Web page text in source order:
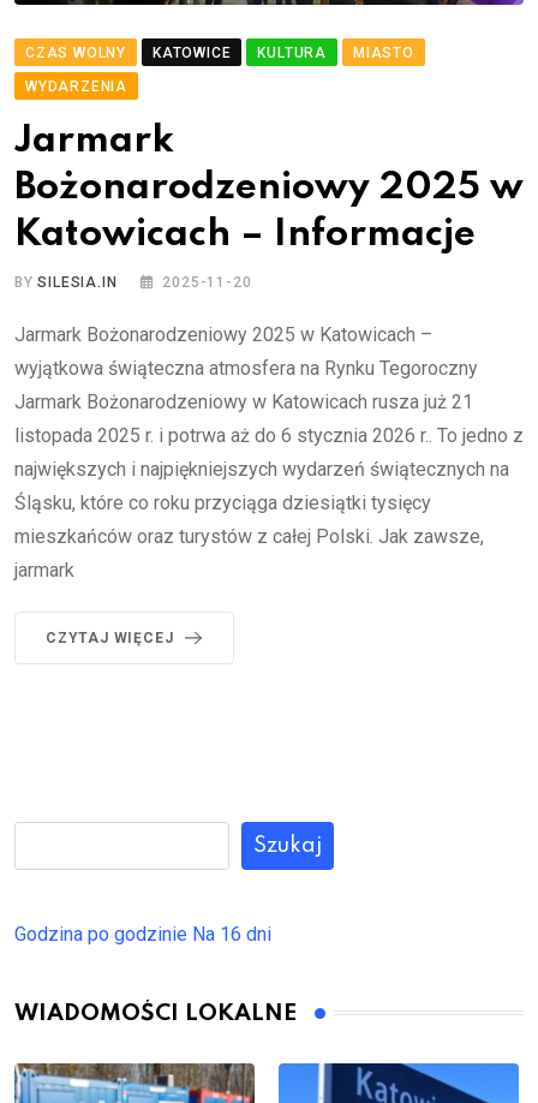
CZAS WOLNY KATOWICE KULTURA
MIASTO
WYDARZENIA
Jarmark
Bożonarodzeniowy 2025 w
Katowicach – Informacje
BYSILESIA.IN 2025-11-20
Jarmark Bożonarodzeniowy 2025 w Katowicach –
wyjątkowa świąteczna atmosfera na Rynku Tegoroczny
Jarmark Bożonarodzeniowy w Katowicach rusza już 21
listopada 2025 r. i potrwa aż do 6 stycznia 2026 r.. To jedno z
największych i najpiękniejszych wydarzeń świątecznych na
Śląsku, które co roku przyciąga dziesiątki tysięcy
mieszkańców oraz turystów z całej Polski. Jak zawsze,
jarmark
CZYTAJ WIĘCEJ
Szukaj
Godzina po godzinie Na 16 dni
WIADOMOŚCI LOKALNE